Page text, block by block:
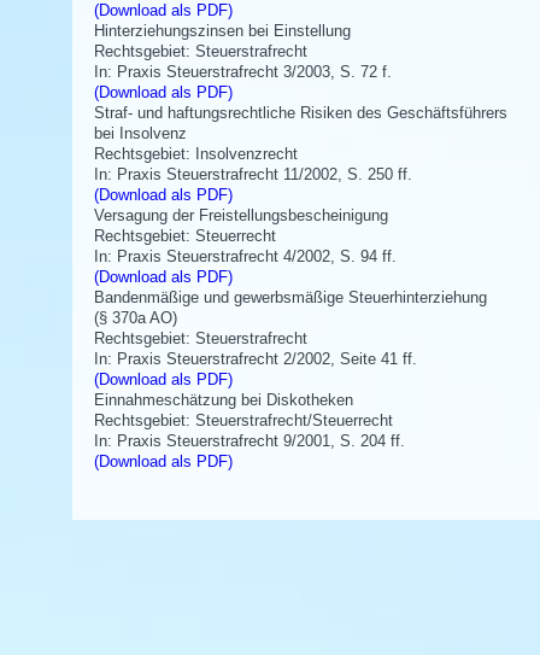
(Download als PDF)
Hinterziehungszinsen bei Einstellung
Rechtsgebiet: Steuerstrafrecht
In: Praxis Steuerstrafrecht 3/2003, S. 72 f.
(Download als PDF)
Straf- und haftungsrechtliche Risiken des Geschäftsführers
bei Insolvenz
Rechtsgebiet: Insolvenzrecht
In: Praxis Steuerstrafrecht 11/2002, S. 250 ff.
(Download als PDF)
Versagung der Freistellungsbescheinigung
Rechtsgebiet: Steuerrecht
In: Praxis Steuerstrafrecht 4/2002, S. 94 ff.
(Download als PDF)
Bandenmäßige und gewerbsmäßige Steuerhinterziehung
(§ 370a AO)
Rechtsgebiet: Steuerstrafrecht
In: Praxis Steuerstrafrecht 2/2002, Seite 41 ff.
(Download als PDF)
Einnahmeschätzung bei Diskotheken
Rechtsgebiet: Steuerstrafrecht/Steuerrecht
In: Praxis Steuerstrafrecht 9/2001, S. 204 ff.
(Download als PDF)